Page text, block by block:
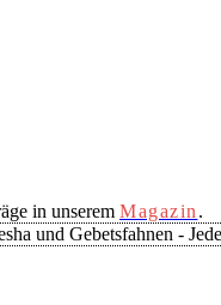
in unserem Magazin .
und Gebetsfahnen -